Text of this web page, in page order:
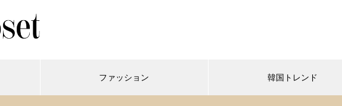
ファッション 韓国トレンド